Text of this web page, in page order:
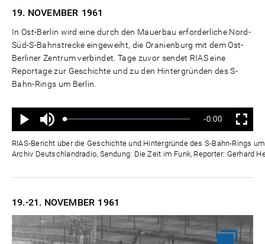
19. NOVEMBER 1961
In Ost-Berlin wird eine durch den Mauerbau erforderliche Nord-
Süd-S-Bahnstrecke eingeweiht, die Oranienburg mit dem Ost-
Berliner Zentrum verbindet. Tage zuvor sendet RIAS eine
Reportage zur Geschichte und zu den Hintergründen des S-
Bahn-Rings um Berlin.
Wiedergabe
Ton
aus
Geladen:
Status:
Verbleibende
Zeit
-0:00 Vollbild
RIAS-Bericht über die Geschichte und Hintergründe des S-Bahn-Rings
Archiv Deutschlandradio, Sendung: Die Zeit im Funk, Reporter: Gerhard
19.-21. NOVEMBER 1961